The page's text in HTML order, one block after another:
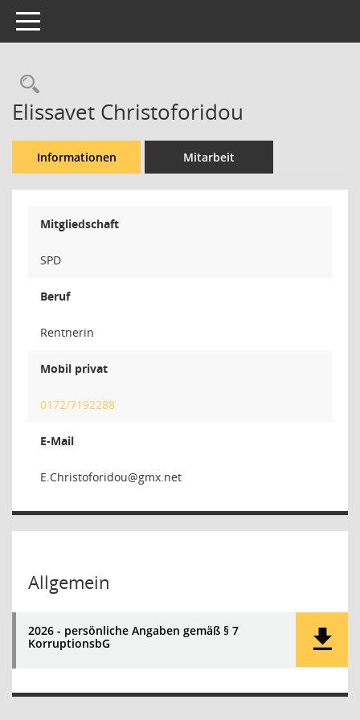
Toggle navigation
Rechercheauswahl
Elissavet Christoforidou
Informationen Mitarbeit
Mitgliedschaft
SPD
Beruf
Rentnerin
Mobil privat
0172/7192288
E-Mail
uodirofo
Allgemein
2026 - persönliche Angaben gemäß § 7
KorruptionsbG